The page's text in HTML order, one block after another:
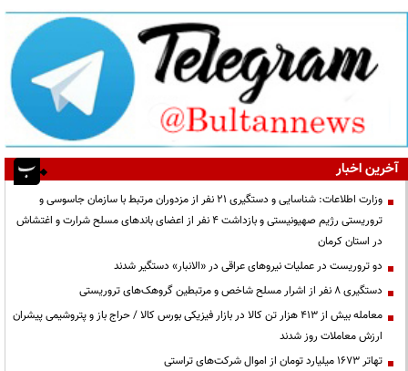
آخرین اخبار
وزارت اطلاعات: شناسایی و دستگیری ۲۱ نفر از مزدوران مرتبط با سازمان جاسوسی و
تروریستی رژیم صهیونیستی و بازداشت ۴ نفر از اعضای باندهای مسلح شرارت و اغتشاش
در استان کرمان
دو تروریست در عملیات نیروهای عراقی در «الانبار» دستگیر شدند
دستگیری ۸ نفر از اشرار مسلح شاخص و مرتبطین گروهک‌های تروریستی
معامله بیش از ۴۱۳ هزار تن کالا در بازار فیزیکی بورس کالا / حراج باز و پتروشیمی پیشران
ارزش معاملات روز شدند
تهاتر ۱۶۷۳ میلیارد تومان از اموال شرکت‌های تراستی